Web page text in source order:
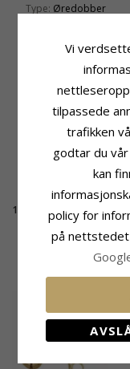
Type: Øredobber
17,5 mm BNH creol i 8
karat
CHANTI-pris 2433,-
NYLIG
Vi
tilpassede
trafikken
godtar du
kan
policy for
på nettstedet